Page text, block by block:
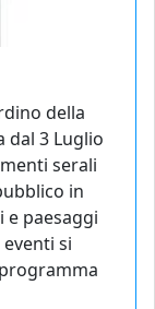
della
dal 3 Luglio
serali
in
paesaggi
si